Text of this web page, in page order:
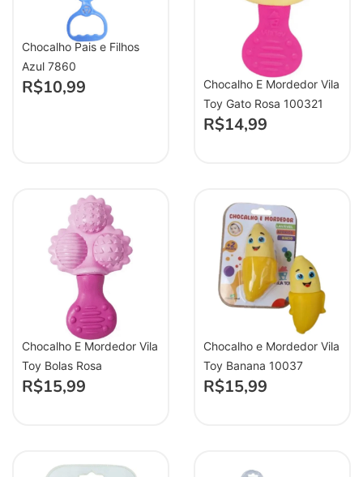
Chocalho Pais e Filhos
Azul 7860
R$10,99
Chocalho E Mordedor Vila
Toy Gato Rosa 100321
R$14,99
Chocalho E Mordedor Vila
Toy Bolas Rosa
R$15,99
Chocalho e Mordedor Vila
Toy Banana 10037
R$15,99